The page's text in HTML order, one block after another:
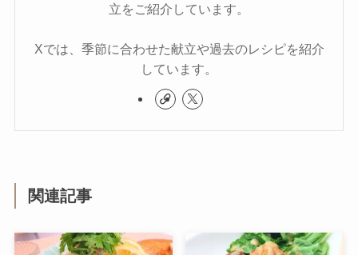
立をご紹介しています。
Xでは、季節に合わせた献立や過去のレシピを紹介
しています。
関連記事